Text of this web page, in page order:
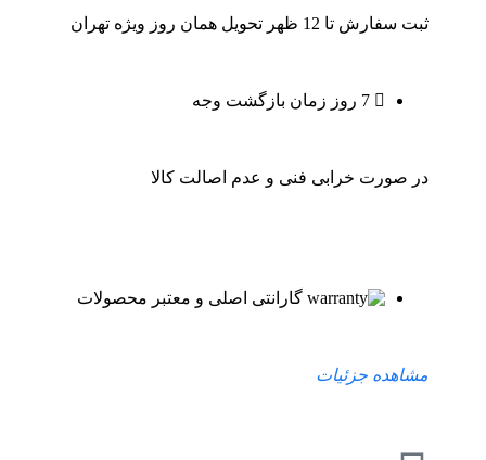
ثبت سفارش تا 12 ظهر تحویل همان روز ویژه تهران
7 روز زمان بازگشت وجه
در صورت خرابی فنی و عدم اصالت کالا
گارانتی اصلی و معتبر محصولات
مشاهده جزئیات